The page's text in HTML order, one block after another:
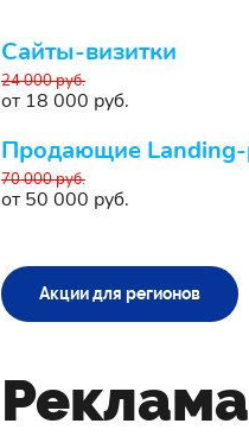
Сайты-визитки
24 000 руб.
от 18 000 руб.
Продающие
70 000 руб.
от 50 000 руб.
Акции для регионов